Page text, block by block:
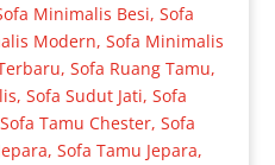
Minimalis Besi, Sofa
Modern, Sofa Minimalis
, Sofa Ruang Tamu,
, Sofa Sudut Jati, Sofa
Sofa Tamu Chester, Sofa
, Sofa Tamu Jepara,